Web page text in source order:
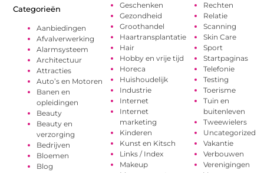
Categorieën
Aanbiedingen
Afvalverwerking
Alarmsysteem
Architectuur
Attracties
Auto’s en Motoren
Banen en
opleidingen
Beauty
Beauty en
verzorging
Bedrijven
Bloemen
Blog
Geschenken
Gezondheid
Groothandel
Haartransplantatie
Hair
Hobby en vrije tijd
Horeca
Huishoudelijk
Industrie
Internet
Internet
marketing
Kinderen
Kunst en Kitsch
Links / Index
Makeup
Rechten
Relatie
Scanning
Skin Care
Sport
Startpaginas
Telefonie
Testing
Toerisme
Tuin en
buitenleven
Tweewielers
Uncategorized
Vakantie
Verbouwen
Verenigingen